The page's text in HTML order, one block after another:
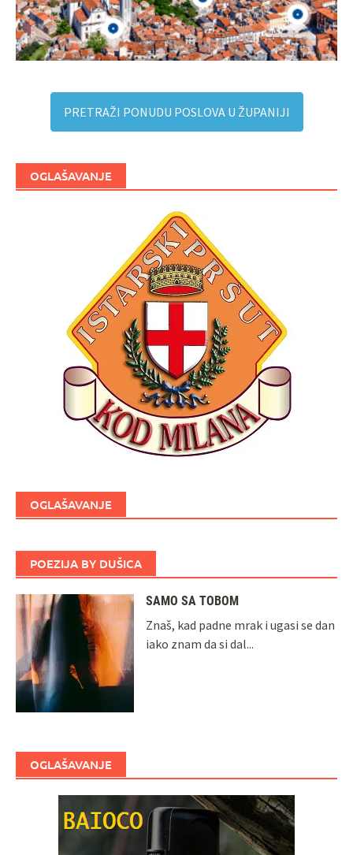
PRETRAŽI PONUDU POSLOVA U ŽUPANIJI
OGLAŠAVANJE
OGLAŠAVANJE
POEZIJA BY DUŠICA
SAMO SA TOBOM
Znaš, kad padne mrak i ugasi se dan
iako znam da si dal...
OGLAŠAVANJE